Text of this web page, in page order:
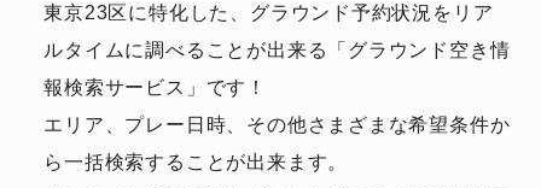
東京23区に特化した、グラウンド予約状況をリア
ルタイムに調べることが出来る「グラウンド空き情
報検索サービス」です！
エリア、プレー日時、その他さまざまな希望条件か
ら一括検索することが出来ます。